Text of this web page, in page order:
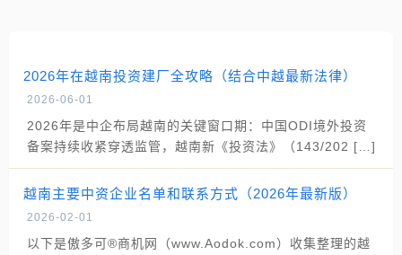
2026年在越南投资建厂全攻略（结合中越最新法律）
2026-06-01
2026年是中企布局越南的关键窗口期：中国ODI境外投资
备案持续收紧穿透监管，越南新《投资法》（143/202 […]
越南主要中资企业名单和联系方式（2026年最新版）
2026-02-01
以下是傲多可®商机网（www.Aodok.com）收集整理的越